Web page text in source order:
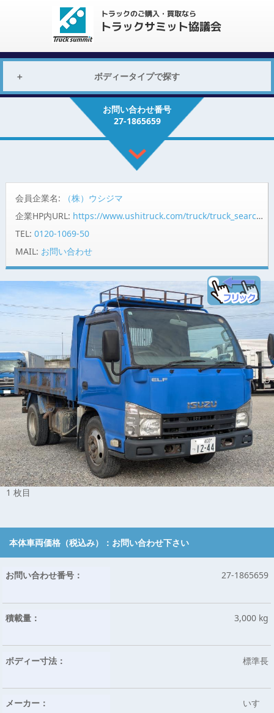
ボディータイプで探す
お問い合わせ番号
27-1865659
会員企業名:
（株）ウシジマ
企業HP内URL: https://www.ushitruck.com/truck/truck_search/detail?vehicle=17675
TEL: 0120-1069-50
MAIL: お問い合わせ
1 枚目
本体車両価格（税込み）： お問い合わせ下さい
お問い合わせ番号： 27-1865659
積載量： 3,000 kg
ボディー寸法： 標準長
メーカー： いすゞ